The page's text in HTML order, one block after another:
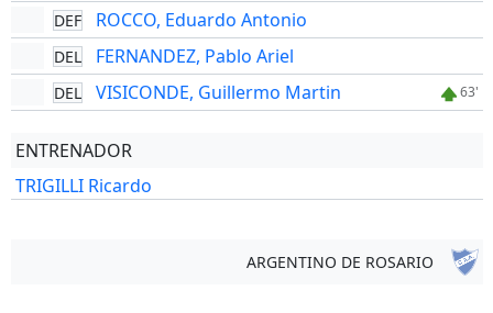
DEF ROCCO, Eduardo Antonio
DEL FERNANDEZ, Pablo Ariel
DEL VISICONDE, Guillermo Martin 63'
ENTRENADOR
TRIGILLI Ricardo
ARGENTINO DE ROSARIO